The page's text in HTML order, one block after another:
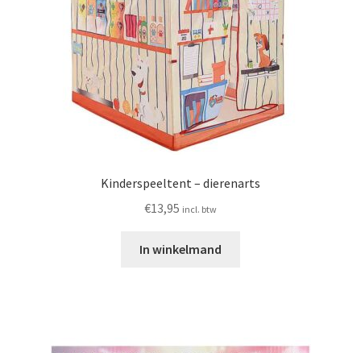
Kinderspeeltent – dierenarts
€13,95 incl. btw
In winkelmand